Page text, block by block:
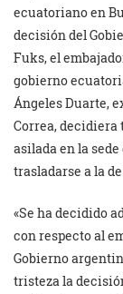
ecuatoriano en
decisión del
Fuks, el
gobierno
Ángeles Duarte,
Correa, decidiera
asilada en la
trasladarse a la
«Se ha decidido
con respecto al
Gobierno
tristeza la